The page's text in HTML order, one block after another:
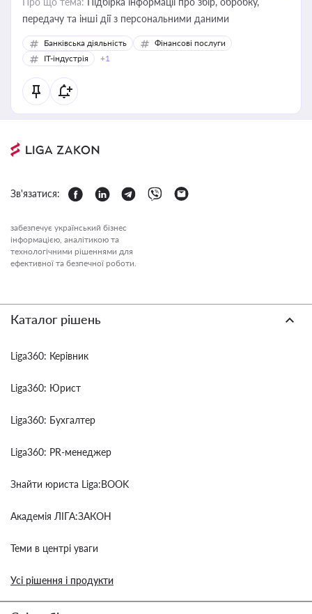
передачу та інші дії з персональними даними
Банківська діяльність
Фінансові послуги
IT-індустрія
+1
Зв'язатися:
забезпечує український бізнес
інформацією, аналітикою та
технологічними рішеннями для
ефективної та безпечної роботи.
Каталог рішень
Liga360: Керівник
Liga360: Юрист
Liga360: Бухгалтер
Liga360: PR-менеджер
Знайти юриста Liga:BOOK
Академія ЛІГА:ЗАКОН
Теми в центрі уваги
Усі рішення і продукти